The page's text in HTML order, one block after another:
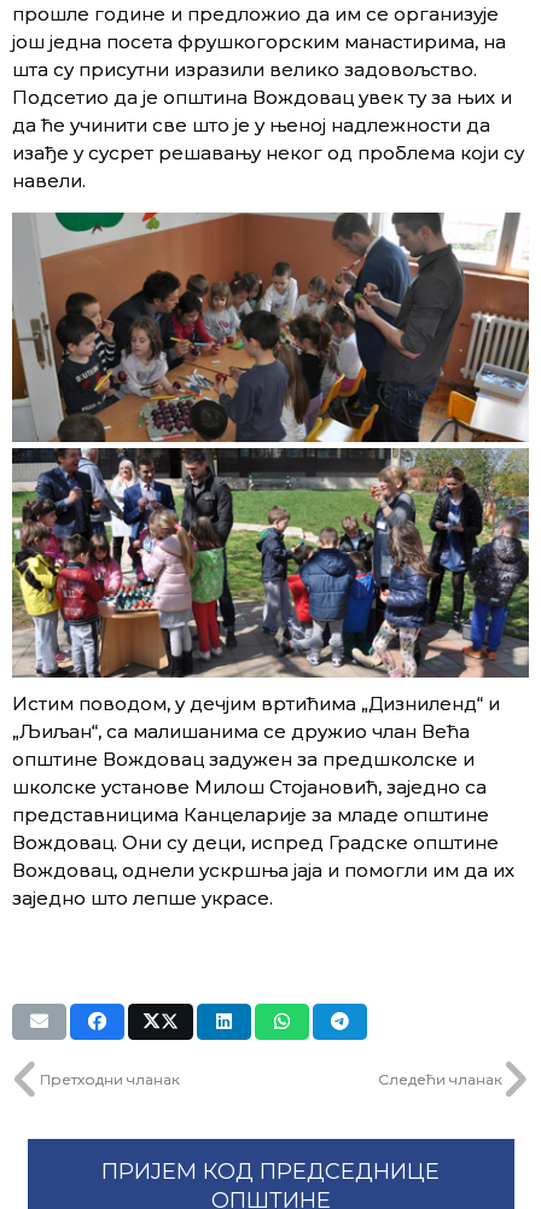
прошле године и предложио да им се организује
још једна посета фрушкогорским манастирима, на
шта су присутни изразили велико задовољство.
Подсетио да је општина Вождовац увек ту за њих и
да ће учинити све што је у њеној надлежности да
изађе у сусрет решавању неког од проблема који су
навели.
Истим поводом, у дечјим вртићима „Дизниленд“ и
„Љиљан“, са малишанима се дружио члан Већа
општине Вождовац задужен за предшколске и
школске установе Милош Стојановић, заједно са
представницима Канцеларије за младе општине
Вождовац. Они су деци, испред Градске општине
Вождовац, однели ускршња јаја и помогли им да их
заједно што лепше украсе.
Претходни чланак Следећи чланак
ПРИЈЕМ КОД ПРЕДСЕДНИЦЕ
ОПШТИНЕ